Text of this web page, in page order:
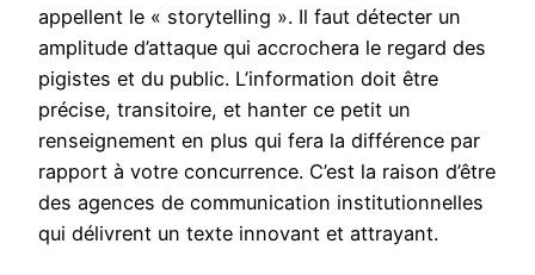
appellent le « storytelling ». Il faut détecter un
amplitude d’attaque qui accrochera le regard des
pigistes et du public. L’information doit être
précise, transitoire, et hanter ce petit un
renseignement en plus qui fera la différence par
rapport à votre concurrence. C’est la raison d’être
des agences de communication institutionnelles
qui délivrent un texte innovant et attrayant.